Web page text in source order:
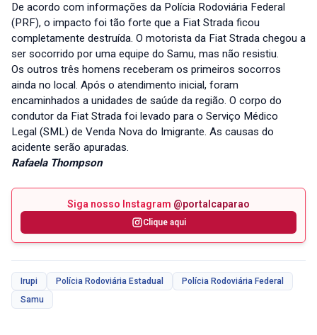
De acordo com informações da Polícia Rodoviária Federal
(PRF), o impacto foi tão forte que a Fiat Strada ficou
completamente destruída. O motorista da Fiat Strada chegou a
ser socorrido por uma equipe do Samu, mas não resistiu.
Os outros três homens receberam os primeiros socorros
ainda no local. Após o atendimento inicial, foram
encaminhados a unidades de saúde da região. O corpo do
condutor da Fiat Strada foi levado para o Serviço Médico
Legal (SML) de Venda Nova do Imigrante. As causas do
acidente serão apuradas.
Rafaela Thompson
Siga nosso Instagram @portalcaparao
Clique aqui
Irupi Polícia Rodoviária Estadual
Polícia Rodoviária Federal
Samu